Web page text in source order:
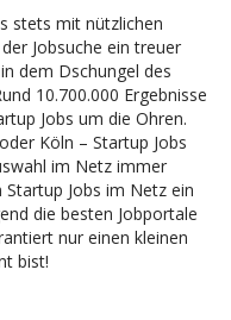
stets mit nützlichen
Jobsuche ein treuer
dem Dschungel des
10.700.000 Ergebnisse
Jobs um die Ohren.
Köln – Startup Jobs
im Netz immer
Jobs im Netz ein
die besten Jobportale
nur einen kleinen
bist!